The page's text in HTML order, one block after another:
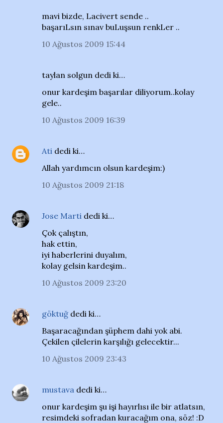
mavi bizde, Lacivert sende ..
başarıLsın sınav buLuşsun renkLer ..
10 Ağustos 2009 15:44
taylan solgun dedi ki…
onur kardeşim başarılar diliyorum..kolay
gele..
10 Ağustos 2009 16:39
Ati dedi ki…
Allah yardımcın olsun kardeşim:)
10 Ağustos 2009 21:18
Jose Marti dedi ki…
Çok çalıştın,
hak ettin,
iyi haberlerini duyalım,
kolay gelsin kardeşim..
10 Ağustos 2009 23:20
göktuğ dedi ki…
Başaracağından şüphem dahi yok abi.
Çekilen çilelerin karşılığı gelecektir...
10 Ağustos 2009 23:43
mustava dedi ki…
onur kardeşim şu işi hayırlısı ile bir atlatsın,
resimdeki sofradan kuracağım ona, söz! :D